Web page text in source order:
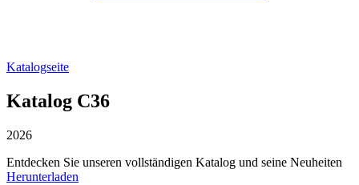
Katalogseite
Katalog C36
2026
Entdecken Sie unseren vollständigen Katalog und seine Neuheiten
Herunterladen